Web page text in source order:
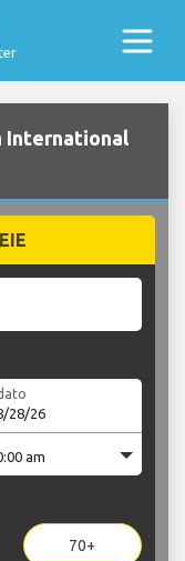
International
70+